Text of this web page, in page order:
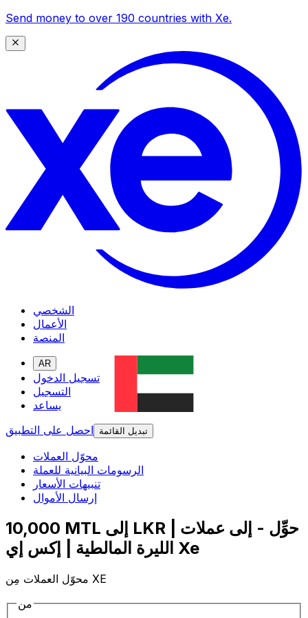
Send money to over 190 countries with Xe.
الشخصي
الأعمال
المنصة
AR
تسجيل الدخول
التسجيل
يساعد
احصل على التطبيق
تبديل القائمة
محوّل العملات
الرسومات البيانية للعملة
تنبيهات الأسعار
إرسال الأموال
10,000 MTL إلى LKR | حوِّل - إلى عملات
الليرة المالطية | إكس إي Xe
محوّل العملات مِن XE
من